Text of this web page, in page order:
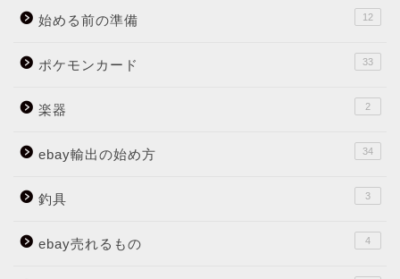
始める前の準備 12
ポケモンカード 33
楽器 2
ebay輸出の始め方 34
釣具 3
ebay売れるもの 4